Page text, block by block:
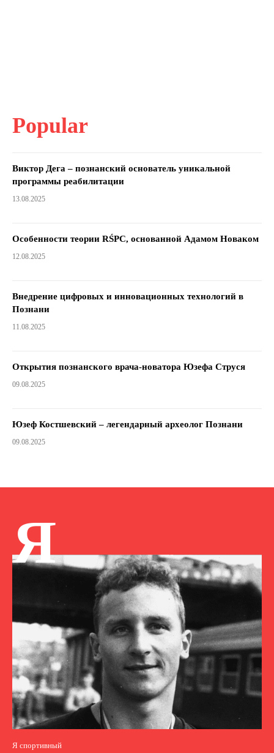
Popular
Виктор Дега – познанский основатель уникальной
программы реабилитации
13.08.2025
Особенности теории RŚPC, основанной Адамом Новаком
12.08.2025
Внедрение цифровых и инновационных технологий в
Познани
11.08.2025
Открытия познанского врача-новатора Юзефа Струся
09.08.2025
Юзеф Костшевский – легендарный археолог Познани
09.08.2025
Я
Я спортивный